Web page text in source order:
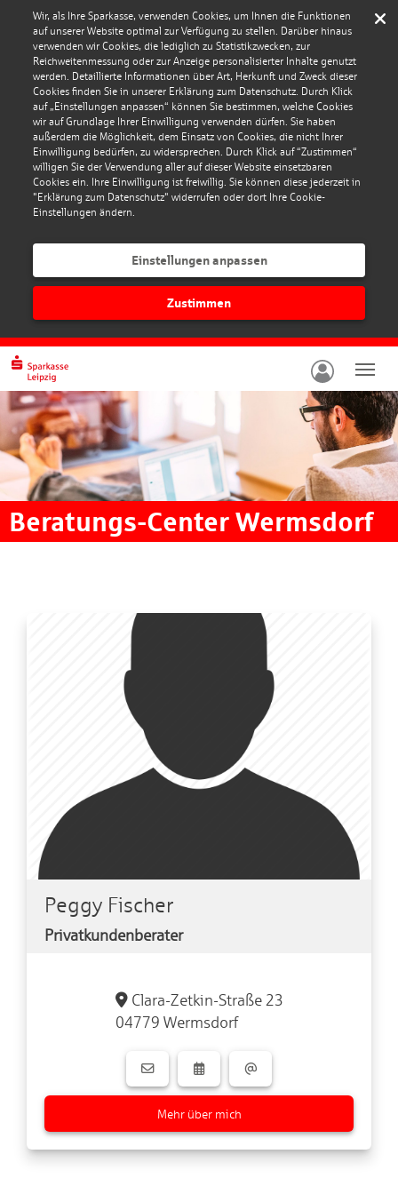
Wir, als Ihre Sparkasse, verwenden Cookies, um Ihnen die Funktionen
auf unserer Website optimal zur Verfügung zu stellen. Darüber hinaus
verwenden wir Cookies, die lediglich zu Statistikzwecken, zur
Reichweitenmessung oder zur Anzeige personalisierter Inhalte genutzt
werden. Detaillierte Informationen über Art, Herkunft und Zweck dieser
Cookies finden Sie in unserer Erklärung zum Datenschutz. Durch Klick
auf „Einstellungen anpassen“ können Sie bestimmen, welche Cookies
wir auf Grundlage Ihrer Einwilligung verwenden dürfen. Sie haben
außerdem die Möglichkeit, dem Einsatz von Cookies, die nicht Ihrer
Einwilligung bedürfen, zu widersprechen. Durch Klick auf “Zustimmen“
willigen Sie der Verwendung aller auf dieser Website einsetzbaren
Cookies ein. Ihre Einwilligung ist freiwillig. Sie können diese jederzeit in
"Erklärung zum Datenschutz" widerrufen oder dort Ihre Cookie-
Einstellungen ändern.
Einstellungen anpassen
Zustimmen
Beratungs-Center Wermsdorf
Peggy Fischer
Privatkundenberater
Clara-Zetkin-Straße 23
04779 Wermsdorf
Mehr über mich